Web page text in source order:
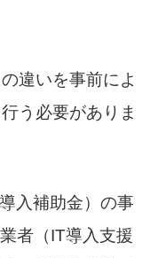
違いを事前によ
う必要がありま
入補助金）の事
者（IT導入支援